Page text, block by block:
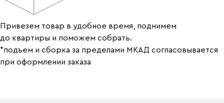
Привезем товар в удобное время, поднимем
до квартиры и поможем собрать.
*подъем и сборка за пределами МКАД согласовывается
при оформлении заказа